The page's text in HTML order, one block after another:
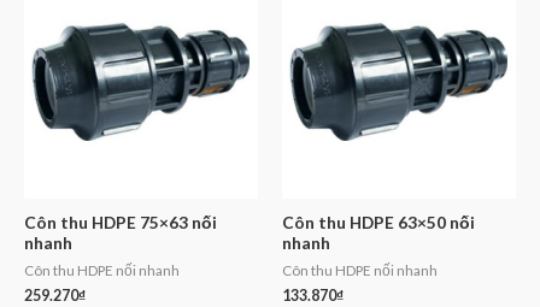
Côn thu HDPE 75×63 nối
nhanh
Côn thu HDPE nối nhanh
259.270₫
Côn thu HDPE 63×50 nối
nhanh
Côn thu HDPE nối nhanh
133.870₫